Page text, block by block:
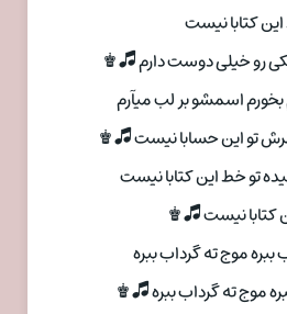
کتابا نیست
رو خیلی دوست دارم 🎜♚
اسمشو بر لب میآرم
تو این حسابا نیست 🎜♚
تو خط این کتابا نیست
کتابا نیست 🎜♚
موج ته گرداب ببره
موج ته گرداب ببره 🎜♚